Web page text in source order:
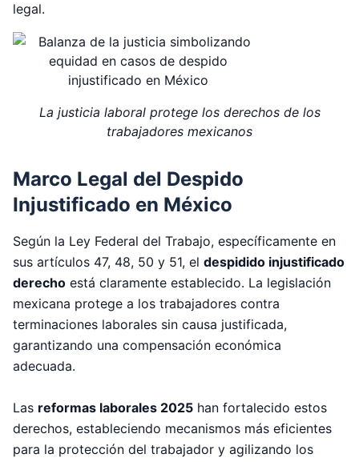
legal.
La justicia laboral protege los derechos de los
trabajadores mexicanos
Marco Legal del Despido
Injustificado en México
Según la Ley Federal del Trabajo, específicamente en
sus artículos 47, 48, 50 y 51, el despidido injustificado
derecho está claramente establecido. La legislación
mexicana protege a los trabajadores contra
terminaciones laborales sin causa justificada,
garantizando una compensación económica
adecuada.
Las reformas laborales 2025 han fortalecido estos
derechos, estableciendo mecanismos más eficientes
para la protección del trabajador y agilizando los